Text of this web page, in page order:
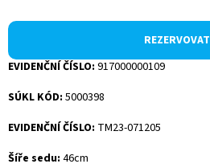
REZERVOVAT
EVIDENČNÍ ČÍSLO: 917000000109
SÚKL KÓD: 5000398
EVIDENČNÍ ČÍSLO: TM23-071205
Šíře sedu: 46cm